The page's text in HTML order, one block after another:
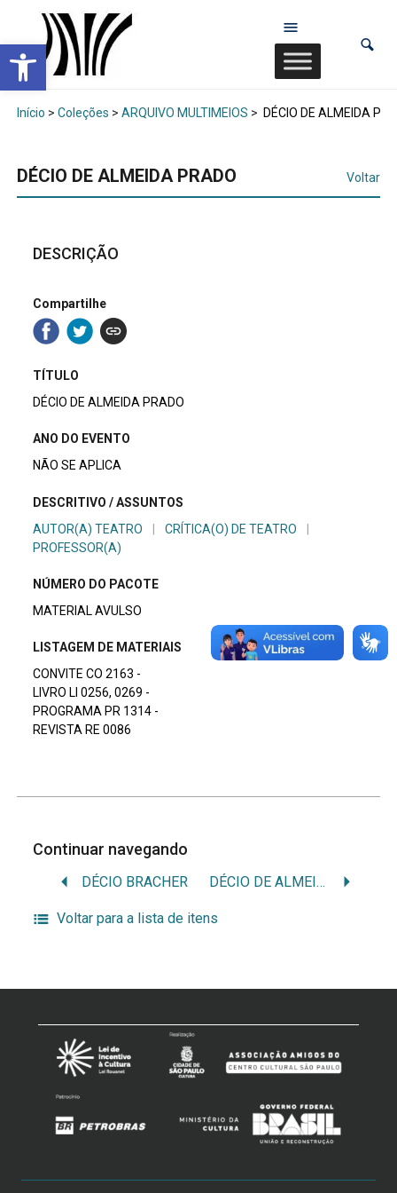
Abrir a barra de ferramentas
Início > Coleções > ARQUIVO MULTIMEIOS > DÉCIO DE ALMEIDA
DÉCIO DE ALMEIDA PRADO Voltar
DESCRIÇÃO
Compartilhe
TÍTULO
DÉCIO DE ALMEIDA PRADO
ANO DO EVENTO
NÃO SE APLICA
DESCRITIVO / ASSUNTOS
AUTOR(A) TEATRO
CRÍTICA(O) DE TEATRO
PROFESSOR(A)
NÚMERO DO PACOTE
MATERIAL AVULSO
LISTAGEM DE MATERIAIS
CONVITE CO 2163 -
LIVRO LI 0256, 0269 -
PROGRAMA PR 1314 -
REVISTA RE 0086
Continuar navegando
DÉCIO BRACHER DÉCIO DE ALMEIDA PRADO: UM HOMEM DE TEATRO
Voltar para a lista de itens